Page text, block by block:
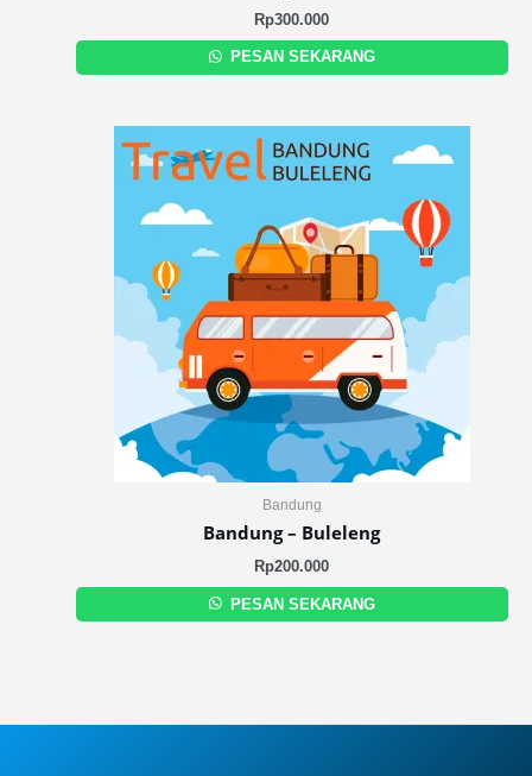
Rp300.000
PESAN SEKARANG
Bandung
Bandung – Buleleng
Rp200.000
PESAN SEKARANG